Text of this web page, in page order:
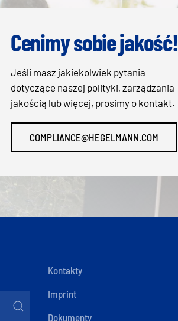
Cenimy sobie jakość!
Jeśli masz jakiekolwiek pytania
dotyczące naszej polityki, zarządzania
jakością lub więcej, prosimy o kontakt.
COMPLIANCE@HEGELMANN.COM
Kontakty
Imprint
Dokumenty